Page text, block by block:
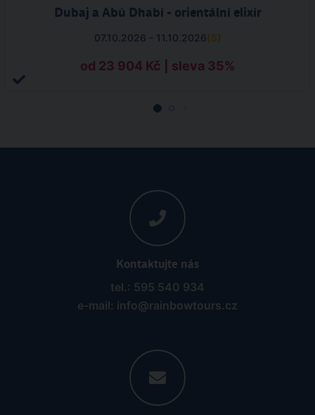
Dubaj a Abú Dhabí - orientální elixír
07.10.2026 - 11.10.2026(5)
od 23 904 Kč | sleva 35%
Kontaktujte nás
tel.: 595 540 934
e-mail: info@rainbowtours.cz